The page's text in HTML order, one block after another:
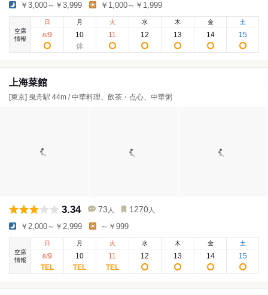
￥3,000～￥3,999 ￥1,000～￥1,999
空席
情報
日
8/9
月
10
火
11
水
12
木
13
金
14
土
15
上海菜館
[東京] 曳舟駅 44m / 中華料理、飲茶・点心、中華粥
3.34 73 人 1270 人
￥2,000～￥2,999 ～￥999
空席
情報
日
8/9
月
10
火
11
水
12
木
13
金
14
土
15